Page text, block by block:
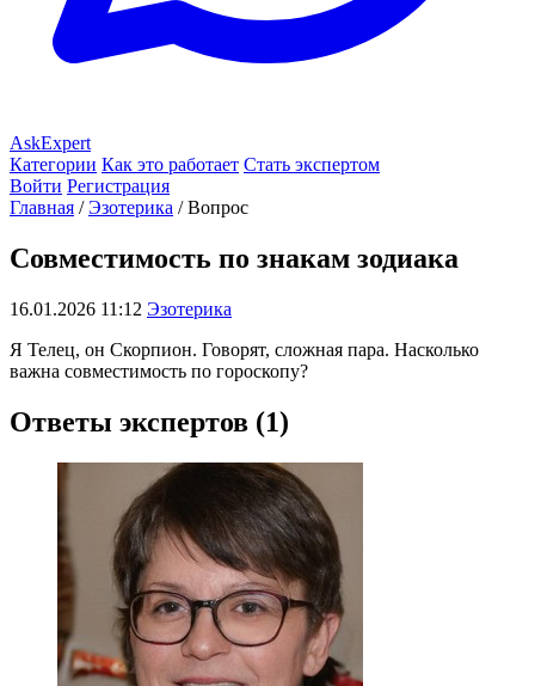
AskExpert
Категории Как это работает Стать экспертом
Войти Регистрация
Главная / Эзотерика / Вопрос
Совместимость по знакам зодиака
16.01.2026 11:12 Эзотерика
Я Телец, он Скорпион. Говорят, сложная пара. Насколько
важна совместимость по гороскопу?
Ответы экспертов (1)